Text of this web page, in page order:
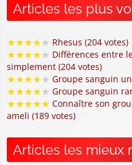
Articles les plus
★★★★★ Rhesus (204 votes)
★★★★★ Différences entre
simplement (204 votes)
★★★★★ Groupe sanguin
★★★★★ Groupe sanguin
★★★★★ Connaître son
ameli (189 votes)
Articles les mieux